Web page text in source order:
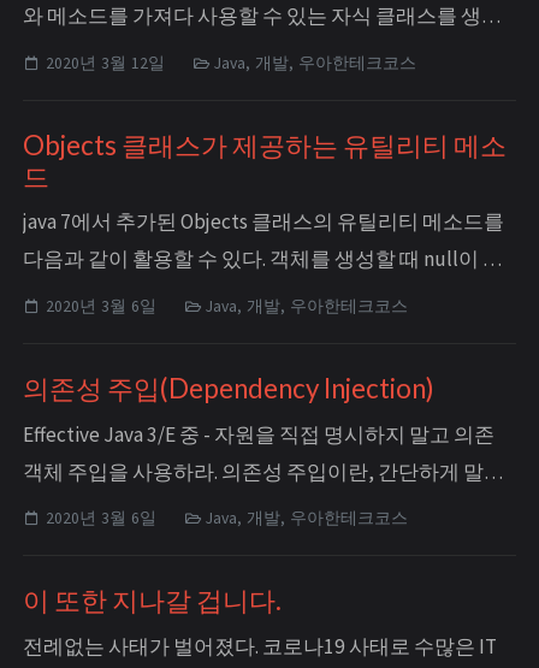
와 메소드를 가져다 사용할 수 있는 자식 클래스를 생성
하는 것이며, 구조적으로는 비슷한 클래스들의 공통되
블랙잭 게임의 구성원은 한 명의 딜러와 여러 명의 플레
2020년 3월 12일 Java, 개발, 우아한테크코스
Objects 클래스가 제공하는 유틸리티 메소
드
java 7에서 추가된 Objects 클래스의 유틸리티 메소드를
다음과 같이 활용할 수 있다. 객체를 생성할 때 null이 들
어오는것을 걸러내기 위해 다음과 같이 코드를 짜는 경
expected) { if (string != null || string.equ...
2020년 3월 6일 Java, 개발, 우아한테크코스
의존성 주입(Dependency Injection)
Effective Java 3/E 중 - 자원을 직접 명시하지 말고 의존
객체 주입을 사용하라. 의존성 주입이란, 간단하게 말해
서 어떤 자원에 대한 작업을 정적 유틸리티 클래스나 싱
른 객체에 의존성을 갖게 하여 사용하는 자원에 따라 동
작이 달라지게 하는 것이다. 인스턴스를 생성할 때 생...
2020년 3월 6일 Java, 개발, 우아한테크코스
이 또한 지나갈 겁니다.
전례없는 사태가 벌어졌다. 코로나19 사태로 수많은 IT